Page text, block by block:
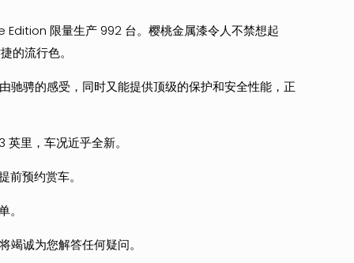
Edition 限量生产 992 台。樱桃金属漆令人不禁想起
的流行色。
驰骋的感受，同时又能提供顶级的保护和安全性能，正
里，车况近乎全新。
前预约赏车。
。
诚为您解答任何疑问。